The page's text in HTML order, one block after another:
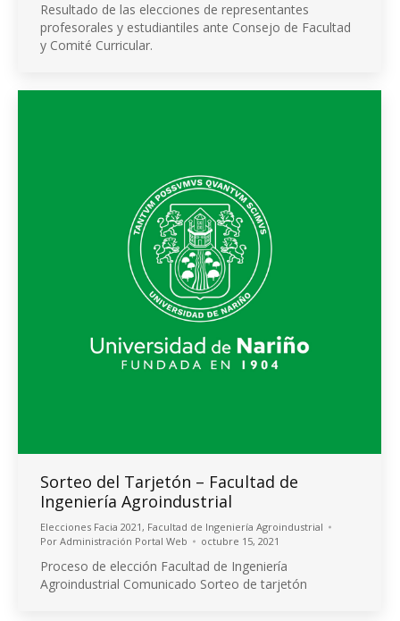
Resultado de las elecciones de representantes
profesorales y estudiantiles ante Consejo de Facultad
y Comité Curricular.
Sorteo del Tarjetón – Facultad de
Ingeniería Agroindustrial
Elecciones Facia 2021, Facultad de Ingeniería Agroindustrial
Por Administración Portal Web octubre 15, 2021
Proceso de elección Facultad de Ingeniería
Agroindustrial Comunicado Sorteo de tarjetón